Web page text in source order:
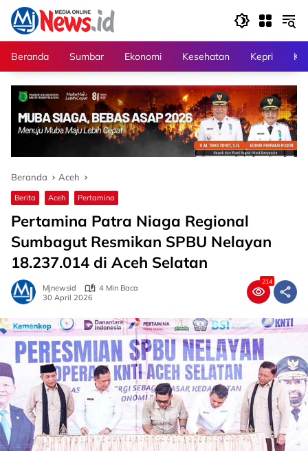
Langsung
konten
Beranda
Sumbar Ekonomi Kesehatan Kepri
Beranda Aceh
Berita Aceh Pertamina
Pertamina Patra Niaga Regional
Sumbagut Resmikan SPBU Nelayan
18.237.014 di Aceh Selatan
Mjnewsid
4 Min Baca
30 April 2026
214